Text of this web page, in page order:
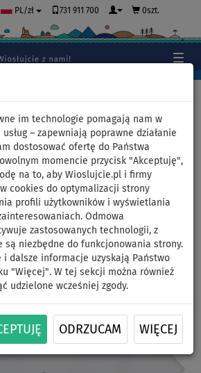
im technologie pomagają nam w
– zapewniają poprawne działanie
dostosować ofertę do Państwa
momencie przycisk "Akceptuję",
na to, aby Wioslujcie.pl i firmy
cookies do optymalizacji strony
profili użytkowników i wyświetlania
Odmowa
zastosowanych technologii, z
są niezbędne do funkcjonowania strony.
i dalsze informacje uzyskają Państwo
"Więcej". W tej sekcji można również
udzielone wcześniej zgody.
ODRZUCAM WIĘCEJ
PL/zł 731 911 700 0szt.
damski
WHITE -